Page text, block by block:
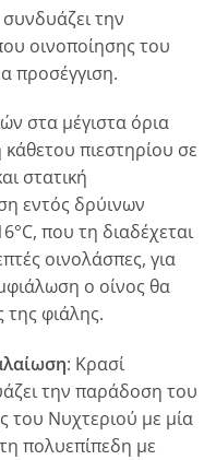
την
οινοποίησης του
προσέγγιση.
στα μέγιστα όρια
πιεστηρίου σε
στατική
εντός δρύινων
που τη διαδέχεται
οινολάσπες, για
ο οίνος θα
της φιάλης.
: Κρασί
την παράδοση του
του Νυχτεριού με μία
πολυεπίπεδη με